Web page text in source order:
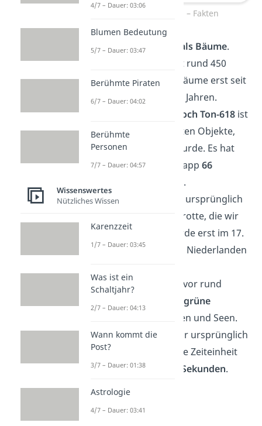
Unnützes Wissen – Fakten
🦷Haiesind älter als Bäume.
Haie existieren seit rund 450
Millionen Jahren, Bäume erst seit
etwa 350 Millionen Jahren.
Schwarze Loch Ton-618 ist
eines der schwersten Objekte,
das je gefunden wurde. Es hat
eine Masse von knapp66
.
🥕Karotten
waren ursprünglich
. Die orange Karotte, die wir
heute kennen, wurde erst im 17.
Jahrhundert in den Niederlanden
🏜️ DieSahara
war vor rund
10.000 Jahren einegrüne
mit Flüssen und Seen.
🕰️ EinMoment
war ursprünglich
eine mittelalterliche Zeiteinheit
und entspricht
90 Sekunden.
4/7 – Dauer: 03:06
Blumen Bedeutung
5/7 – Dauer: 03:47
Berühmte Piraten
6/7 – Dauer: 04:02
Berühmte
Personen
7/7 – Dauer: 04:57
Wissenswertes
Nützliches Wissen
Karenzzeit
1/7 – Dauer: 03:45
Was ist ein
Schaltjahr?
2/7 – Dauer: 04:13
Wann kommt die
Post?
3/7 – Dauer: 01:38
Astrologie
4/7 – Dauer: 03:41